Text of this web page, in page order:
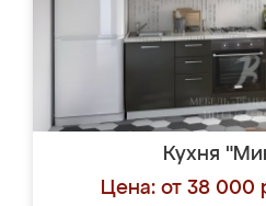
Кухня
Цена: от 38 000